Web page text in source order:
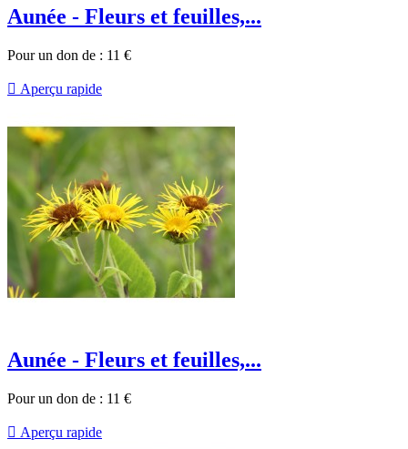
Aunée - Fleurs et feuilles,...
Pour un don de : 11 €
 Aperçu rapide
Aunée - Fleurs et feuilles,...
Pour un don de : 11 €
 Aperçu rapide